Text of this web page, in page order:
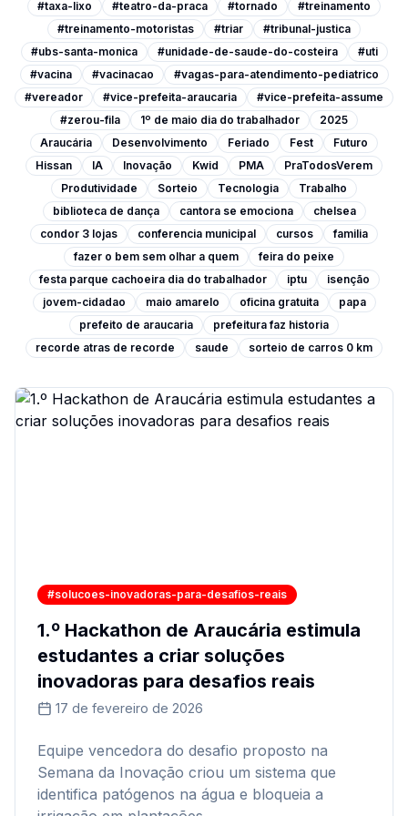
#taxa-lixo #teatro-da-praca #tornado
#treinamento
#treinamento-motoristas
#triar
#tribunal-justica
#ubs-santa-monica
#unidade-de-saude-do-costeira
#uti
#vacina
#vacinacao
#vagas-para-atendimento-pediatrico
#vereador
#vice-prefeita-araucaria
#vice-prefeita-assume
#zerou-fila
1º de maio dia do trabalhador
2025
Araucária
Desenvolvimento Feriado Fest
Futuro
Hissan
IA Inovação Kwid PMA
PraTodosVerem
Produtividade
Sorteio Tecnologia
Trabalho
biblioteca de dança
cantora se emociona
chelsea
condor 3 lojas
conferencia municipal cursos
familia
fazer o bem sem olhar a quem
feira do peixe
festa parque cachoeira dia do trabalhador
iptu
isenção
jovem-cidadao
maio amarelo oficina gratuita
papa
prefeito de araucaria
prefeitura faz historia
recorde atras de recorde
saude sorteio de carros 0 km
#solucoes-inovadoras-para-desafios-reais
1.º Hackathon de Araucária estimula
estudantes a criar soluções
inovadoras para desafios reais
17 de fevereiro de 2026
Equipe vencedora do desafio proposto na
Semana da Inovação criou um sistema que
identifica patógenos na água e bloqueia a